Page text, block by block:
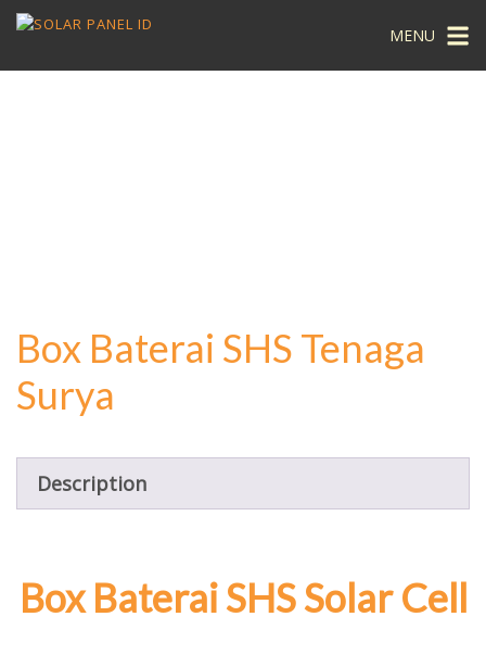
MENU
Box Baterai SHS Tenaga
Surya
Description
Box Baterai SHS Solar Cell